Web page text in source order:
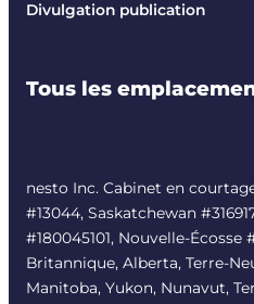
Divulgation publication
Tous les
nesto Inc. Cabinet en
#13044, Saskatchewan
#180045101, Nouvelle-Écosse
Britannique, Alberta, Terre-
Manitoba, Yukon, Nunavut,